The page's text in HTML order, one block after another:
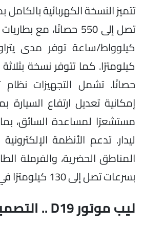
تتميز النسخة الكهربائية
حصانًا. تشمل التجهيزات
مستشعرًا لمساعدة السائق،
ليدار. تدعم الأنظمة
المناطق الحضرية، والفرملة
بسرعات تصل إلى 130 كيلومترًا في الساعة.
ليب موتور D19 .. التصميم الداخلي